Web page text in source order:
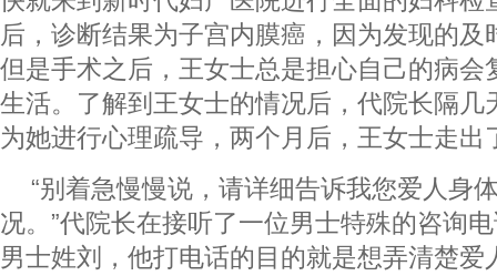
后，诊断结果为子宫内膜癌，因为发现的及
但是手术之后，王女士总是担心自己的病会
生活。了解到王女士的情况后，代院长隔几
为她进行心理疏导，两个月后，王女士走出
“别着急慢慢说，请详细告诉我您爱人身
况。”代院长在接听了一位男士特殊的咨询
男士姓刘，他打电话的目的就是想弄清楚爱